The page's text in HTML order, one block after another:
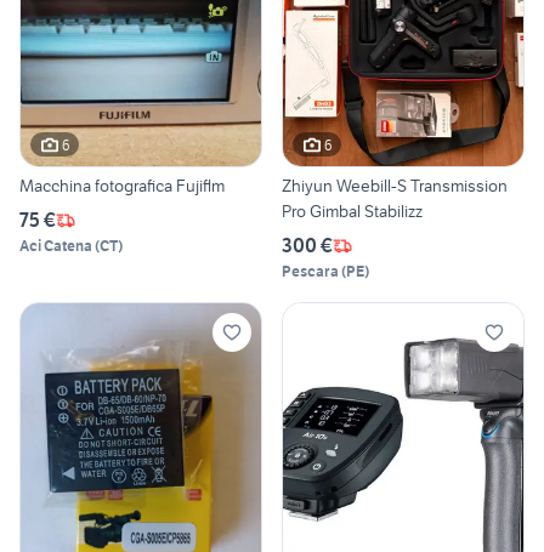
6
Macchina fotografica Fujiflm
75 €
Aci Catena (CT)
6
Zhiyun Weebill-S Transmission
Pro Gimbal Stabilizz
300 €
Pescara (PE)